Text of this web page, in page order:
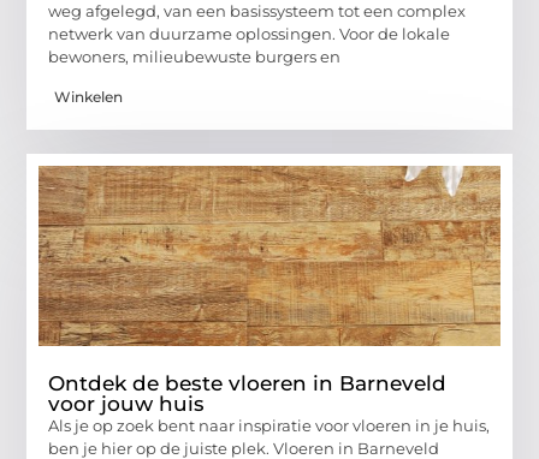
weg afgelegd, van een basissysteem tot een complex
netwerk van duurzame oplossingen. Voor de lokale
bewoners, milieubewuste burgers en
Winkelen
Ontdek de beste vloeren in Barneveld
voor jouw huis
Als je op zoek bent naar inspiratie voor vloeren in je huis,
ben je hier op de juiste plek. Vloeren in Barneveld